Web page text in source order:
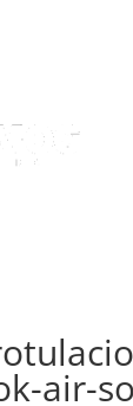
air-